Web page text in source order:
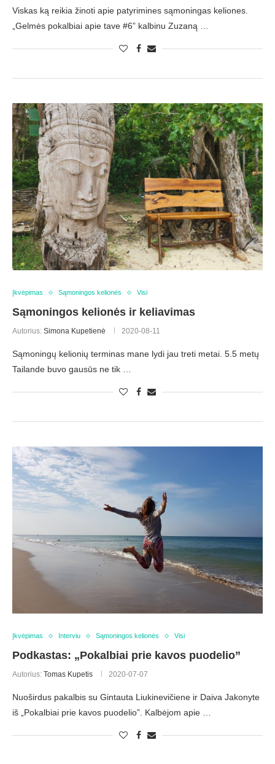
Viskas ką reikia žinoti apie patyrimines sąmoningas keliones.
„Gelmės pokalbiai apie tave #6” kalbinu Zuzaną …
Įkvėpimas Sąmoningos kelionės Visi
Sąmoningos kelionės ir keliavimas
Autorius: Simona Kupetienė 2020-08-11
Sąmoningų kelionių terminas mane lydi jau treti metai. 5.5 metų
Tailande buvo gausūs ne tik …
Įkvėpimas Interviu Sąmoningos kelionės Visi
Podkastas: „Pokalbiai prie kavos puodelio”
Autorius: Tomas Kupetis 2020-07-07
Nuoširdus pakalbis su Gintauta Liukinevičiene ir Daiva Jakonyte
iš „Pokalbiai prie kavos puodelio”. Kalbėjom apie …